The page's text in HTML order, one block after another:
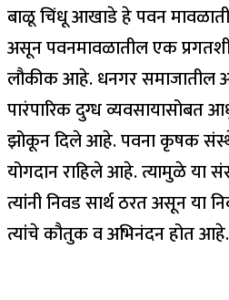
बाळू चिंधू आखाडे हे पवन
असून पवनमावळातील एक
लौकीक आहे. धनगर समाजातील
पारंपारिक दुग्ध व्यवसायासोबत
झोकून दिले आहे. पवना कृषक
योगदान राहिले आहे. त्यामुळे या
त्यांनी निवड सार्थ ठरत असून या
त्यांचे कौतुक व अभिनंदन होत आहे.